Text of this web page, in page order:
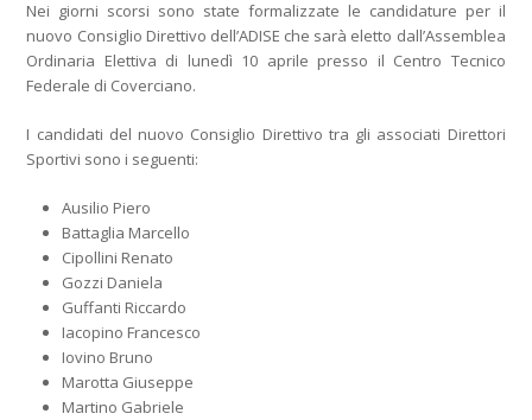
Nei giorni scorsi sono state formalizzate le candidature per il
nuovo Consiglio Direttivo dell’ADISE che sarà eletto dall’Assemblea
Ordinaria Elettiva di lunedì 10 aprile presso il Centro Tecnico
Federale di Coverciano.
I candidati del nuovo Consiglio Direttivo tra gli associati Direttori
Sportivi sono i seguenti:
Ausilio Piero
Battaglia Marcello
Cipollini Renato
Gozzi Daniela
Guffanti Riccardo
Iacopino Francesco
Iovino Bruno
Marotta Giuseppe
Martino Gabriele